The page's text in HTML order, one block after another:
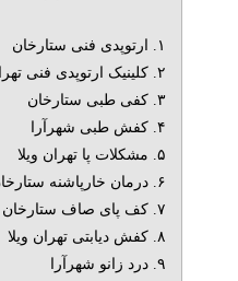
۱. ارتوپدی فنی ستارخان
۲. کلینیک ارتوپدی فنی تهران
۳. کفی طبی ستارخان
۴. کفش طبی شهرآرا
۵. مشکلات پا تهران ویلا
۶. درمان خارپاشنه ستارخان
۷. کف پای صاف ستارخان
۸. کفش دیابتی تهران ویلا
۹. درد زانو شهرآرا